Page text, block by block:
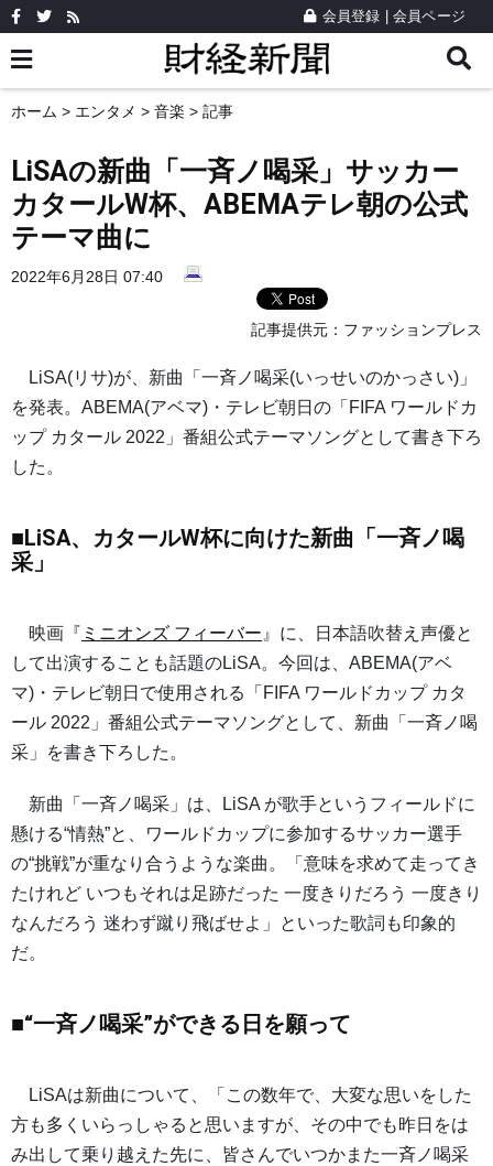
会員登録 会員ページ
ホーム > エンタメ > 音楽 > 記事
LiSAの新曲「一斉ノ喝采」サッカー
カタールW杯、ABEMAテレ朝の公式
テーマ曲に
2022年6月28日 07:40
記事提供元： ファッションプレス
LiSA(リサ)が、新曲「一斉ノ喝采(いっせいのかっさい)」
を発表。ABEMA(アベマ)・テレビ朝日の「FIFA ワールドカ
ップ カタール 2022」番組公式テーマソングとして書き下ろ
した。
■LiSA、カタールW杯に向けた新曲「一斉ノ喝
采」
映画『 ミニオンズ フィーバー 』に、日本語吹替え声優と
して出演することも話題のLiSA。今回は、ABEMA(アベ
マ)・テレビ朝日で使用される「FIFA ワールドカップ カタ
ール 2022」番組公式テーマソングとして、新曲「一斉ノ喝
采」を書き下ろした。
新曲「一斉ノ喝采」は、LiSA が歌手というフィールドに
懸ける“情熱”と、ワールドカップに参加するサッカー選手
の“挑戦”が重なり合うような楽曲。「意味を求めて走ってき
たけれど いつもそれは足跡だった 一度きりだろう 一度きり
なんだろう 迷わず蹴り飛ばせよ」といった歌詞も印象的
だ。
■“一斉ノ喝采”ができる日を願って
LiSAは新曲について、「この数年で、大変な思いをした
方も多くいらっしゃると思いますが、その中でも昨日をは
み出して乗り越えた先に、皆さんでいつかまた一斉ノ喝采